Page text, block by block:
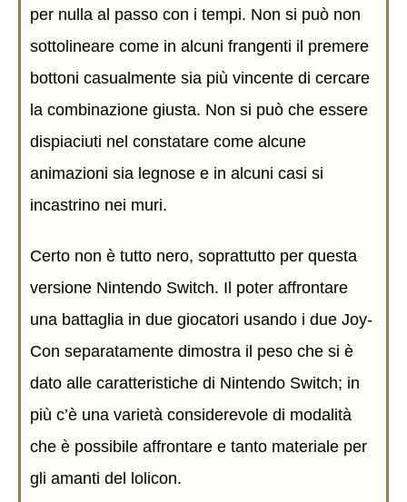
per nulla al passo con i tempi. Non si può non
sottolineare come in alcuni frangenti il premere
bottoni casualmente sia più vincente di cercare
la combinazione giusta. Non si può che essere
dispiaciuti nel constatare come alcune
animazioni sia legnose e in alcuni casi si
incastrino nei muri.
Certo non è tutto nero, soprattutto per questa
versione Nintendo Switch. Il poter affrontare
una battaglia in due giocatori usando i due Joy-
Con separatamente dimostra il peso che si è
dato alle caratteristiche di Nintendo Switch; in
più c’è una varietà considerevole di modalità
che è possibile affrontare e tanto materiale per
gli amanti del lolicon.